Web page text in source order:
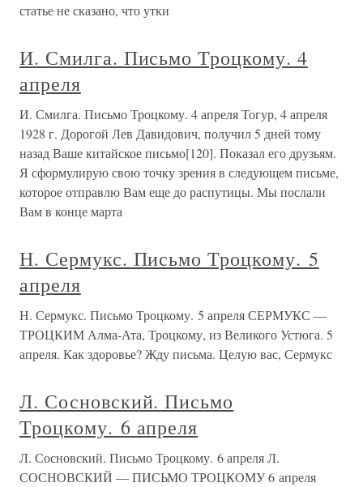
статье не сказано, что утки
И. Смилга. Письмо Троцкому. 4
апреля
И. Смилга. Письмо Троцкому. 4 апреля Тогур, 4 апреля
1928 г. Дорогой Лев Давидович, получил 5 дней тому
назад Ваше китайское письмо[120]. Показал его друзьям.
Я сформулирую свою точку зрения в следующем письме,
которое отправлю Вам еще до распутицы. Мы послали
Вам в конце марта
Н. Сермукс. Письмо Троцкому. 5
апреля
Н. Сермукс. Письмо Троцкому. 5 апреля СЕРМУКС —
ТРОЦКИМ Алма-Ата, Троцкому, из Великого Устюга. 5
апреля. Как здоровье? Жду письма. Целую вас, Сермукс
Л. Сосновский. Письмо
Троцкому. 6 апреля
Л. Сосновский. Письмо Троцкому. 6 апреля Л.
СОСНОВСКИЙ — ПИСЬМО ТРОЦКОМУ 6 апреля